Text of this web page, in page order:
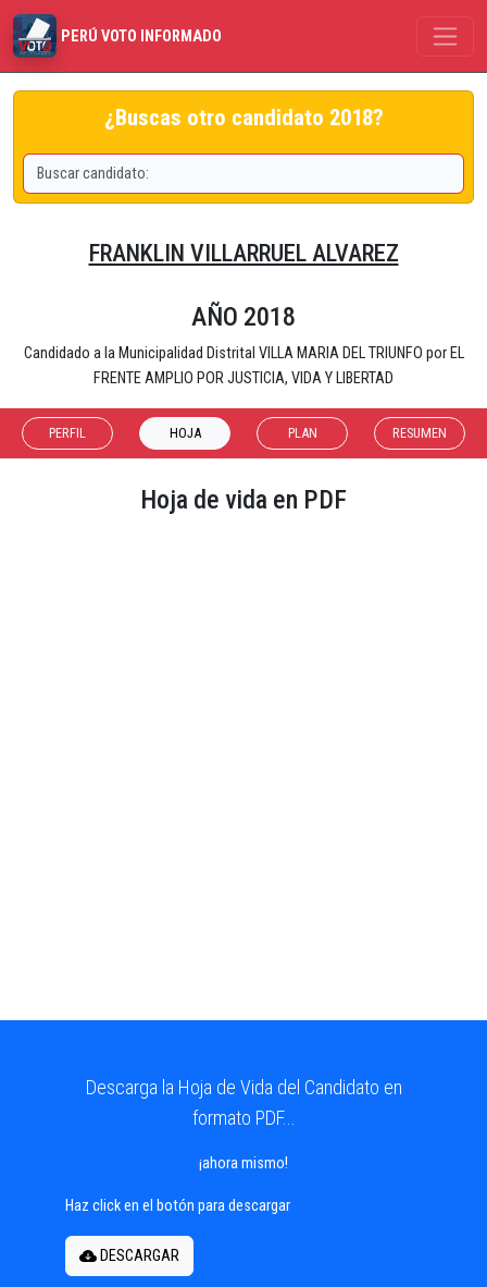
PERÚ VOTO INFORMADO
¿Buscas otro candidato 2018?
FRANKLIN VILLARRUEL ALVAREZ
AÑO 2018
Candidado a la Municipalidad Distrital VILLA MARIA DEL TRIUNFO por EL
FRENTE AMPLIO POR JUSTICIA, VIDA Y LIBERTAD
PERFIL HOJA PLAN RESUMEN
Hoja de vida en PDF
Descarga la Hoja de Vida del Candidato en
formato PDF...
¡ahora mismo!
Haz click en el botón para descargar
DESCARGAR